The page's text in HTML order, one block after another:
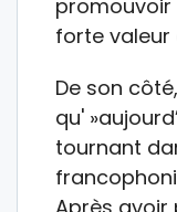
forte valeur
De son
qu'
tournant